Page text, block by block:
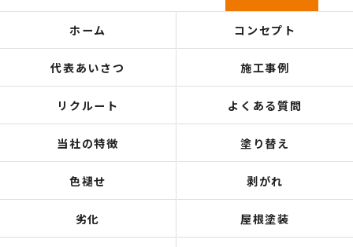
ホーム コンセプト
代表あいさつ 施工事例
リクルート よくある質問
当社の特徴 塗り替え
色褪せ 剥がれ
劣化 屋根塗装